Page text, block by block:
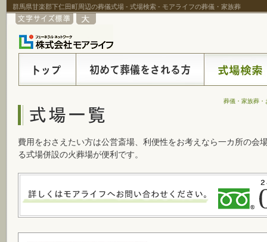
群馬県甘楽郡下仁田町周辺の葬儀式場 - 式場検索 - モアライフの葬儀・家族葬
葬儀・家族葬
費用をおさえたい方は公営斎場、利便性をお考えなら一カ所の会
る式場併設の火葬場が便利です。